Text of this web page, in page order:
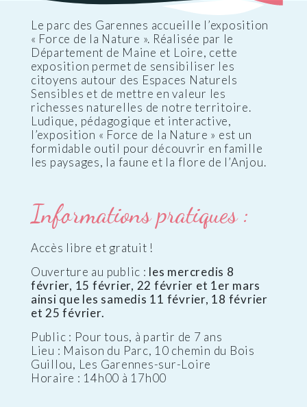
Le parc des Garennes accueille l’exposition
« Force de la Nature ». Réalisée par le
Département de Maine et Loire, cette
exposition permet de sensibiliser les
citoyens autour des Espaces Naturels
Sensibles et de mettre en valeur les
richesses naturelles de notre territoire.
Ludique, pédagogique et interactive,
l’exposition « Force de la Nature » est un
formidable outil pour découvrir en famille
les paysages, la faune et la flore de l’Anjou.
Informations pratiques :
Accès libre et gratuit !
Ouverture au public : les mercredis 8
février, 15 février, 22 février et 1er mars
ainsi que les samedis 11 février, 18 février
et 25 février.
Public : Pour tous, à partir de 7 ans
Lieu : Maison du Parc, 10 chemin du Bois
Guillou, Les Garennes-sur-Loire
Horaire : 14h00 à 17h00